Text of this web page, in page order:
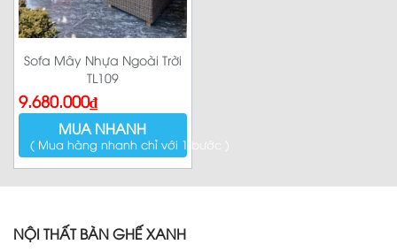
Sofa Mây Nhựa Ngoài Trời
TL109
9.680.000₫
MUA NHANH
( Mua hàng nhanh chỉ với 1 bước )
NỘI THẤT BÀN GHẾ XANH